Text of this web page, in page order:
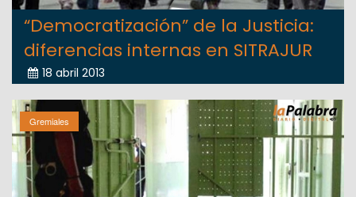
“Democratización” de la Justicia:
diferencias internas en SITRAJUR
18 abril 2013
Gremiales